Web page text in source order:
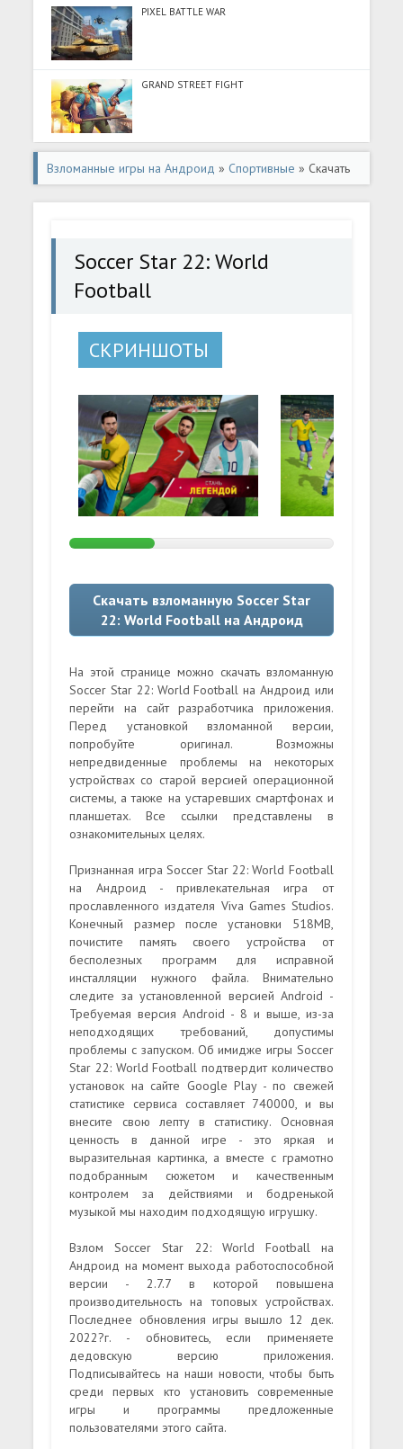
PIXEL BATTLE WAR
GRAND STREET FIGHT
Взломанные игры на Андроид » Спортивные » Скачать
Soccer Star 22: World Football (Разблокировано все) на
Soccer Star 22: World
Football
СКРИНШОТЫ
Скачать взломанную Soccer Star
22: World Football на Андроид
На этой странице можно скачать взломанную
Soccer Star 22: World Football на Андроид или
перейти на сайт разработчика приложения.
Перед установкой взломанной версии,
попробуйте оригинал. Возможны
непредвиденные проблемы на некоторых
устройствах со старой версией операционной
системы, а также на устаревших смартфонах и
планшетах. Все ссылки представлены в
ознакомительных целях.
Признанная игра Soccer Star 22: World Football
на Андроид - привлекательная игра от
прославленного издателя Viva Games Studios.
Конечный размер после установки 518MB,
почистите память своего устройства от
бесполезных программ для исправной
инсталляции нужного файла. Внимательно
следите за установленной версией Android -
Требуемая версия Android - 8 и выше, из-за
неподходящих требований, допустимы
проблемы с запуском. Об имидже игры Soccer
Star 22: World Football подтвердит количество
установок на сайте Google Play - по свежей
статистике сервиса составляет 740000, и вы
внесите свою лепту в статистику. Основная
ценность в данной игре - это яркая и
выразительная картинка, а вместе с грамотно
подобранным сюжетом и качественным
контролем за действиями и бодренькой
музыкой мы находим подходящую игрушку.
Взлом Soccer Star 22: World Football на
Андроид на момент выхода работоспособной
версии - 2.7.7 в которой повышена
производительность на топовых устройствах.
Последнее обновления игры вышло 12 дек.
2022?г. - обновитесь, если применяете
дедовскую версию приложения.
Подписывайтесь на наши новости, чтобы быть
среди первых кто установить современные
игры и программы предложенные
пользователями этого сайта.